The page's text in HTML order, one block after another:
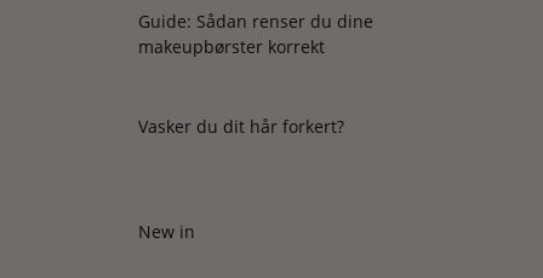
Guide: Sådan renser du dine
makeupbørster korrekt
Vasker du dit hår forkert?
New in